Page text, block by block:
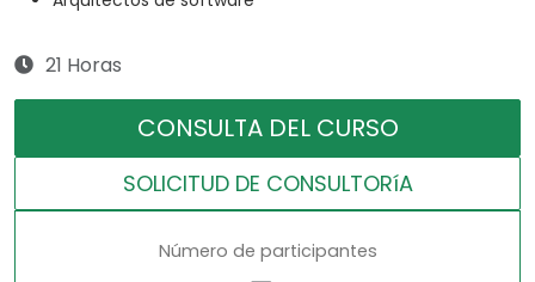
21 Horas
CONSULTA DEL CURSO
SOLICITUD DE CONSULTORíA
Número de participantes